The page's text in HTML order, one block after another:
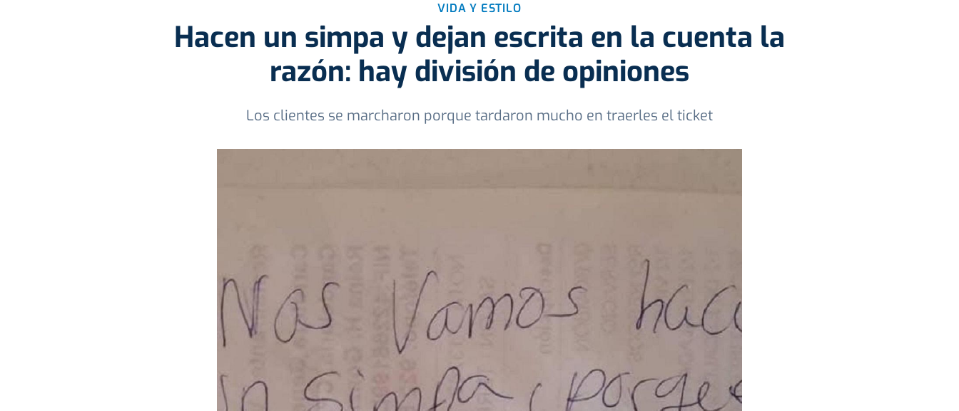
VIDA Y ESTILO
Hacen un simpa y dejan escrita en la cuenta la
razón: hay división de opiniones
Los clientes se marcharon porque tardaron mucho en traerles el ticket